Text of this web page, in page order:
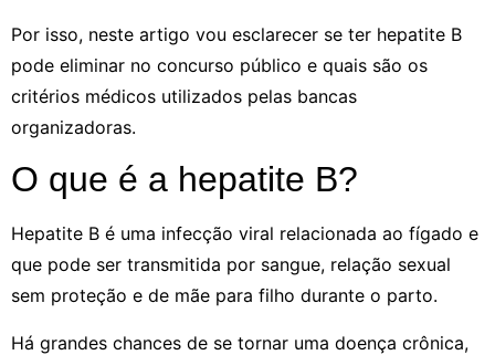
Por isso, neste artigo vou esclarecer se ter hepatite B
pode eliminar no concurso público e quais são os
critérios médicos utilizados pelas bancas
organizadoras.
O que é a hepatite B?
Hepatite B é uma infecção viral relacionada ao fígado e
que pode ser transmitida por sangue, relação sexual
sem proteção e de mãe para filho durante o parto.
Há grandes chances de se tornar uma doença crônica,